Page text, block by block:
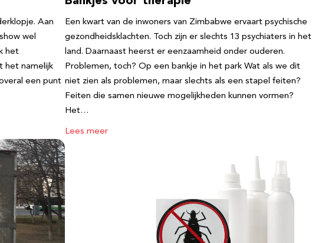
Aan
wel
het
het namelijk
een punt
Een kwart van de inwoners van Zimbabwe ervaart psychische
gezondheidsklachten. Toch zijn er slechts 13 psychiaters in het
land. Daarnaast heerst er eenzaamheid onder ouderen.
Problemen, toch? Op een bankje in het park Wat als we dit
niet zien als problemen, maar slechts als een stapel feiten?
Feiten die samen nieuwe mogelijkheden kunnen vormen?
Het…
Lees meer